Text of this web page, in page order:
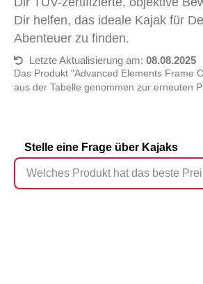
Dir helfen, das ideale Kajak für
Abenteuer zu finden.
Letzte Aktualisierung am: 08.08.2025
Das Produkt "Advanced Elements Frame
aus der Tabelle genommen zur erneuten
Stelle eine Frage über Kajaks